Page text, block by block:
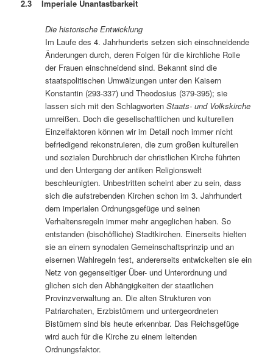
2.3 Imperiale Unantastbarkeit
Die historische Entwicklung
Im Laufe des 4. Jahrhunderts setzen sich einschneidende
Änderungen durch, deren Folgen für die kirchliche Rolle
der Frauen einschneidend sind. Bekannt sind die
staatspolitischen Umwälzungen unter den Kaisern
Konstantin (293-337) und Theodosius (379-395); sie
lassen sich mit den SchlagwortenStaats- und Volkskirche
umreißen. Doch die gesellschaftlichen und kulturellen
Einzelfaktoren können wir im Detail noch immer nicht
befriedigend rekonstruieren, die zum großen kulturellen
und sozialen Durchbruch der christlichen Kirche führten
und den Untergang der antiken Religionswelt
beschleunigten. Unbestritten scheint aber zu sein, dass
sich die aufstrebenden Kirchen schon im 3. Jahrhundert
dem imperialen Ordnungsgefüge und seinen
Verhaltensregeln immer mehr angeglichen haben. So
entstanden (bischöfliche) Stadtkirchen. Einerseits hielten
sie an einem synodalen Gemeinschaftsprinzip und an
eisernen Wahlregeln fest, andererseits entwickelten sie ein
Netz von gegenseitiger Über- und Unterordnung und
glichen sich den Abhängigkeiten der staatlichen
Provinzverwaltung an. Die alten Strukturen von
Patriarchaten, Erzbistümern und untergeordneten
Bistümern sind bis heute erkennbar. Das Reichsgefüge
wird auch für die Kirche zu einem leitenden
Ordnungsfaktor.